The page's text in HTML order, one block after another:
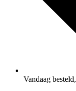
Vandaag besteld,